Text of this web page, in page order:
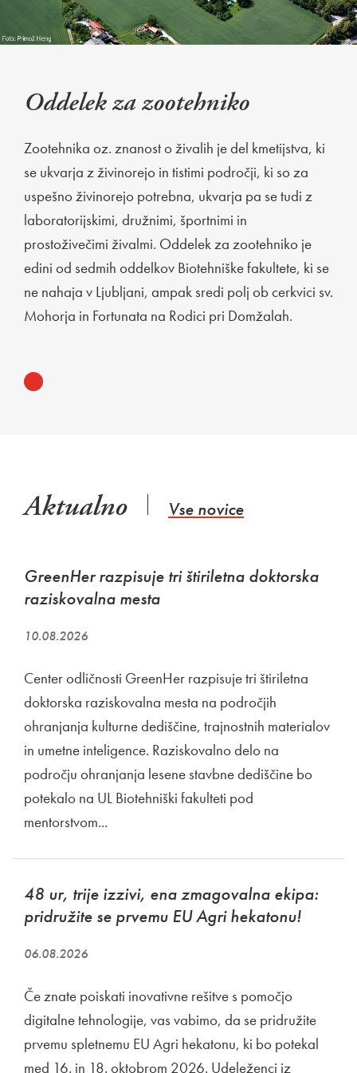
Oddelek za zootehniko
Zootehnika oz. znanost o živalih je del kmetijstva, ki
se ukvarja z živinorejo in tistimi področji, ki so za
uspešno živinorejo potrebna, ukvarja pa se tudi z
laboratorijskimi, družnimi, športnimi in
prostoživečimi živalmi. Oddelek za zootehniko je
edini od sedmih oddelkov Biotehniške fakultete, ki se
ne nahaja v Ljubljani, ampak sredi polj ob cerkvici sv.
Mohorja in Fortunata na Rodici pri Domžalah.
Aktualno Vse novice
GreenHer razpisuje tri štiriletna doktorska
raziskovalna mesta
10.08.2026
Center odličnosti GreenHer razpisuje tri štiriletna
doktorska raziskovalna mesta na področjih
ohranjanja kulturne dediščine, trajnostnih materialov
in umetne inteligence. Raziskovalno delo na
področju ohranjanja lesene stavbne dediščine bo
potekalo na UL Biotehniški fakulteti pod
mentorstvom...
48 ur, trije izzivi, ena zmagovalna ekipa:
pridružite se prvemu EU Agri hekatonu!
06.08.2026
Če znate poiskati inovativne rešitve s pomočjo
digitalne tehnologije, vas vabimo, da se pridružite
prvemu spletnemu EU Agri hekatonu, ki bo potekal
med 16. in 18. oktobrom 2026. Udeleženci iz